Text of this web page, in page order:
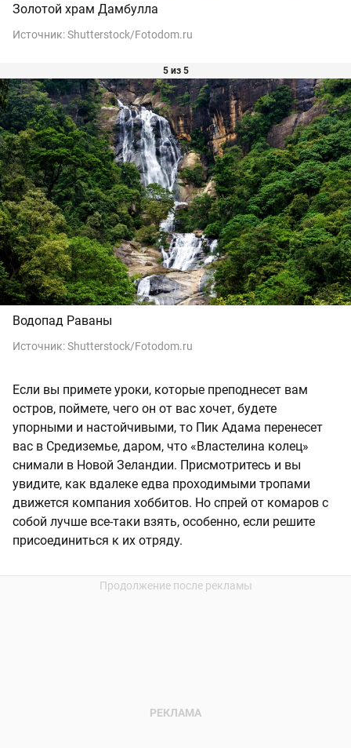
Золотой храм Дамбулла
Источник:Shutterstock/Fotodom.ru
5 из 5
Водопад Раваны
Источник:Shutterstock/Fotodom.ru
Если вы примете уроки, которые преподнесет вам
остров, поймете, чего он от вас хочет, будете
упорными и настойчивыми, то Пик Адама перенесет
вас в Средиземье, даром, что «Властелина колец»
снимали в Новой Зеландии. Присмотритесь и вы
увидите, как вдалеке едва проходимыми тропами
движется компания хоббитов. Но спрей от комаров с
собой лучше все-таки взять, особенно, если решите
присоединиться к их отряду.